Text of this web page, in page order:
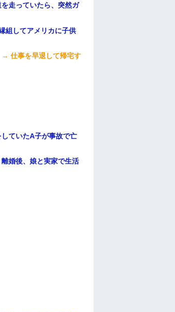
走っていたら、突然ガ
組してアメリカに子供
→ 仕事を早退して帰宅す
していたA子が事故で亡
婚後、娘と実家で生活